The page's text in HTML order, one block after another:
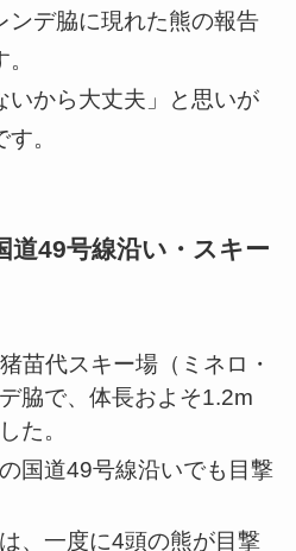
ンデ脇に現れた熊の報告
いから大丈夫」と思いが
。
道49号線沿い・スキー
猪苗代スキー場（ミネロ・
脇で、体長およそ1.2m
た。
の国道49号線沿いでも目撃
、一度に4頭の熊が目撃